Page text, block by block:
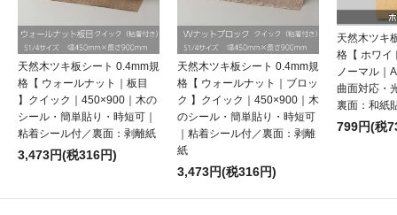
天然木ツキ板シート 0.4mm規
格【 ウォールナット｜板目
】クイック｜450×900｜木の
シール・簡単貼り・時短可｜
粘着シール付／裏面：剥離紙
3,473円(税316円)
天然木ツキ板シート 0.4mm規
格【 ウォールナット｜ブロッ
ク 】クイック｜450×900｜木
のシール・簡単貼り・時短可
｜粘着シール付／裏面：剥離
紙
3,473円(税316円)
天然木ツキ
格【 ホワイ
ノーマル｜
曲面対応・
裏面：和紙
799円(税